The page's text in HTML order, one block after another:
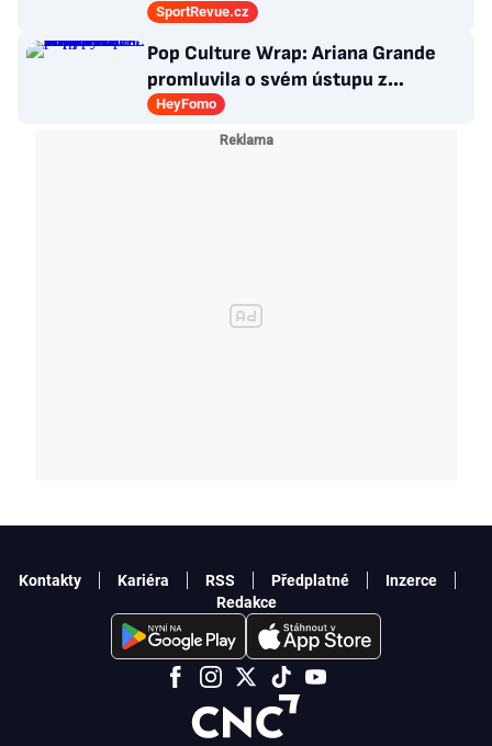
Všichni odešli ze hřiště jako
poražení
SportRevue.cz
Pop Culture Wrap: Ariana Grande
promluvila o svém ústupu z
veřejného života a Sophia z
KATSEYE si dává pauzu od skupiny
HeyFomo
Kontakty Kariéra RSS Předplatné
Inzerce
Redakce